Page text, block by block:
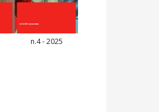
n.4 - 2025